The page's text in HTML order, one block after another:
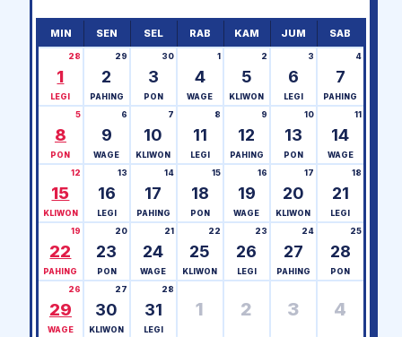
MIN SEN SEL RAB KAM JUM SAB
1
28
LEGI
2
29
PAHING
3
30
PON
4
1
WAGE
5
2
KLIWON
6
3
LEGI
7
4
PAHING
8
5
PON
9
6
WAGE
10
7
KLIWON
11
8
LEGI
12
9
PAHING
13
10
PON
14
11
WAGE
15
12
KLIWON
16
13
LEGI
17
14
PAHING
18
15
PON
19
16
WAGE
20
17
KLIWON
21
18
LEGI
22
19
PAHING
23
20
PON
24
21
WAGE
25
22
KLIWON
26
23
LEGI
27
24
PAHING
28
25
PON
29
26
WAGE
30
27
KLIWON
31
28
LEGI
1 2 3 4